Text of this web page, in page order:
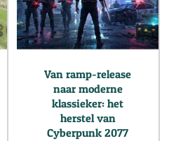
Van ramp-release
naar moderne
klassieker: het
herstel van
Cyberpunk 2077